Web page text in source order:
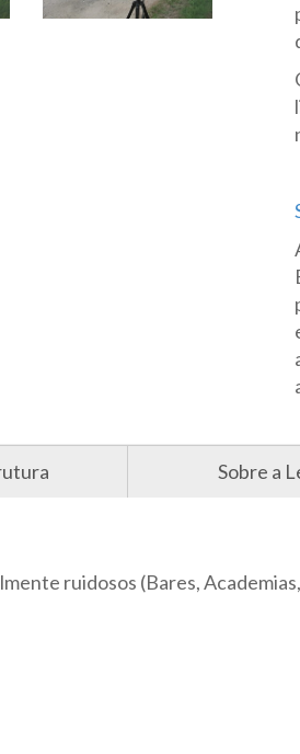
Sobre a
ruidosos (Bares,